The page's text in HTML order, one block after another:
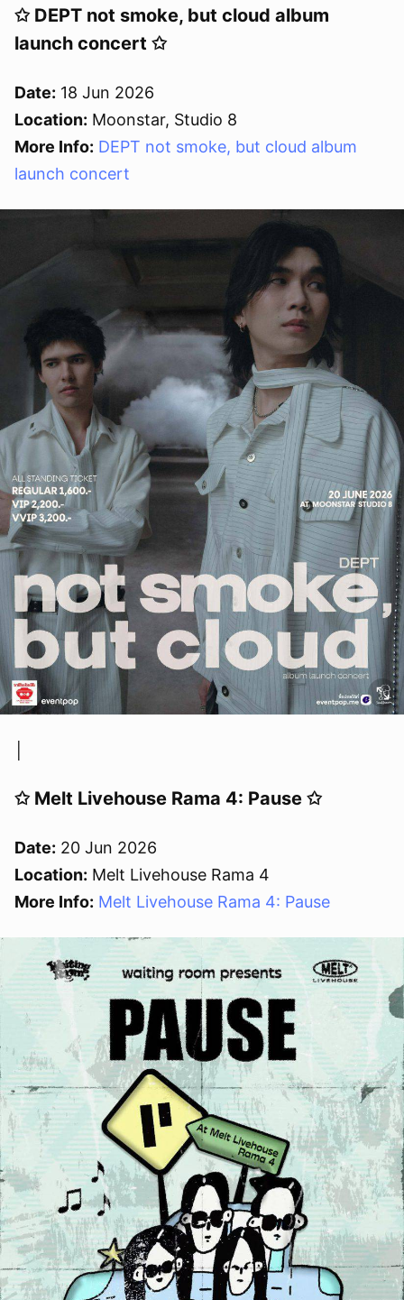
✩ DEPT not smoke, but cloud album
launch concert ✩
Date: 18 Jun 2026
Location: Moonstar, Studio 8
More Info: DEPT not smoke, but cloud album
launch concert
✩ Melt Livehouse Rama 4: Pause ✩
Date: 20 Jun 2026
Location: Melt Livehouse Rama 4
More Info: Melt Livehouse Rama 4: Pause